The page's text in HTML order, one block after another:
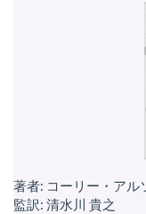
著者: コーリー・アル
監訳: 清水川 貴之